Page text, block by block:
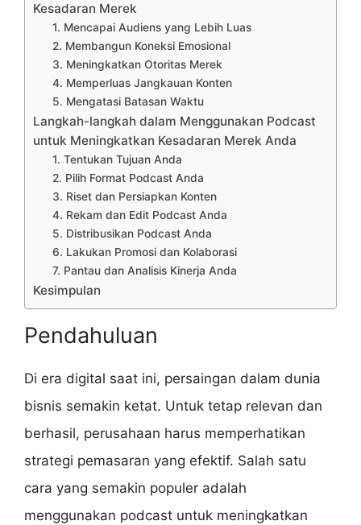
Kesadaran Merek
1. Mencapai Audiens yang Lebih Luas
2. Membangun Koneksi Emosional
3. Meningkatkan Otoritas Merek
4. Memperluas Jangkauan Konten
5. Mengatasi Batasan Waktu
Langkah-langkah dalam Menggunakan Podcast
untuk Meningkatkan Kesadaran Merek Anda
1. Tentukan Tujuan Anda
2. Pilih Format Podcast Anda
3. Riset dan Persiapkan Konten
4. Rekam dan Edit Podcast Anda
5. Distribusikan Podcast Anda
6. Lakukan Promosi dan Kolaborasi
7. Pantau dan Analisis Kinerja Anda
Kesimpulan
Pendahuluan
Di era digital saat ini, persaingan dalam dunia
bisnis semakin ketat. Untuk tetap relevan dan
berhasil, perusahaan harus memperhatikan
strategi pemasaran yang efektif. Salah satu
cara yang semakin populer adalah
menggunakan podcast untuk meningkatkan